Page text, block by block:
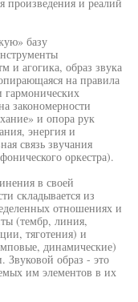
базу
и агогика, образ звука
на правила
гармонических
закономерности
и опора рук
энергия и
связь звучания
оркестра).
в своей
складывается из
отношениях и
(тембр, линия,
тяготения) и
динамические)
Звуковой образ - это
им элементов в их